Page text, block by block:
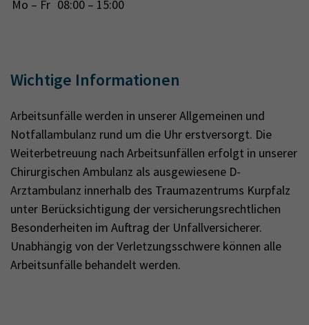
Mo – Fr 08:00 – 15:00
Wichtige Informationen
Arbeitsunfälle werden in unserer Allgemeinen und
Notfallambulanz rund um die Uhr erstversorgt. Die
Weiterbetreuung nach Arbeitsunfällen erfolgt in unserer
Chirurgischen Ambulanz als ausgewiesene D-
Arztambulanz innerhalb des Traumazentrums Kurpfalz
unter Berücksichtigung der versicherungsrechtlichen
Besonderheiten im Auftrag der Unfallversicherer.
Unabhängig von der Verletzungsschwere können alle
Arbeitsunfälle behandelt werden.